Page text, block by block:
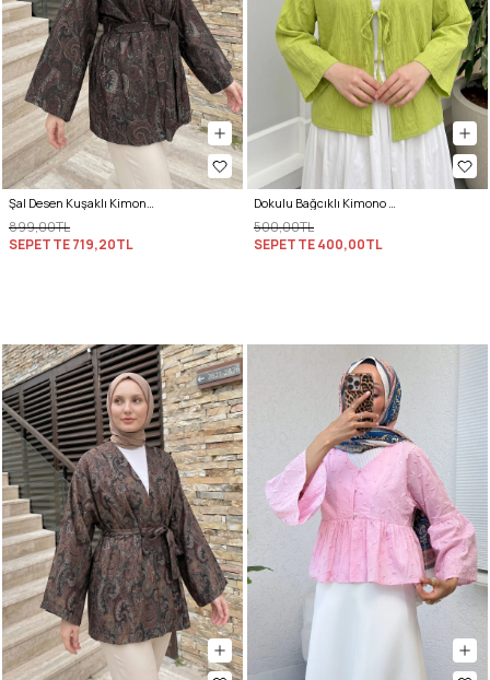
Şal Desen Kuşaklı Kimono 2375 - ACI KAHVE
899,00TL
SEPETTE719,20TL
Dokulu Bağcıklı Kimono 2361 - NEON YEŞİLİ
500,00TL
SEPETTE400,00TL